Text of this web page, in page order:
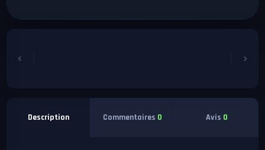
Description Commentaires 0 Avis 0